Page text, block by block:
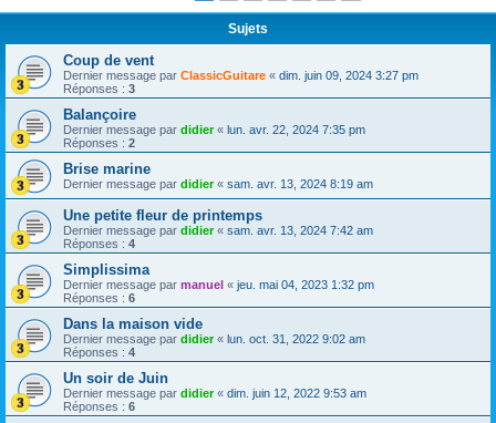
Sujets
Coup de vent
Dernier message par ClassicGuitare « dim. juin 09, 2024 3:27 pm
Réponses : 3
Balançoire
Dernier message par didier« lun. avr. 22, 2024 7:35 pm
Réponses : 2
Brise marine
Dernier message par didier« sam. avr. 13, 2024 8:19 am
Une petite fleur de printemps
Dernier message par didier« sam. avr. 13, 2024 7:42 am
Réponses : 4
Simplissima
Dernier message par manuel « jeu. mai 04, 2023 1:32 pm
Réponses : 6
Dans la maison vide
Dernier message par didier« lun. oct. 31, 2022 9:02 am
Réponses : 4
Un soir de Juin
Dernier message par didier« dim. juin 12, 2022 9:53 am
Réponses : 6